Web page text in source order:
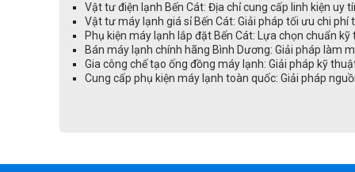
Vật tư điện lạnh Bến Cát: Địa chỉ cung cấp linh kiện uy
Vật tư máy lạnh giá sỉ Bến Cát: Giải pháp tối ưu chi
Phụ kiện máy lạnh lắp đặt Bến Cát: Lựa chọn chuẩn
Bán máy lạnh chính hãng Bình Dương: Giải pháp làm
Gia công chế tạo ống đồng máy lạnh: Giải pháp kỹ
Cung cấp phụ kiện máy lạnh toàn quốc: Giải pháp